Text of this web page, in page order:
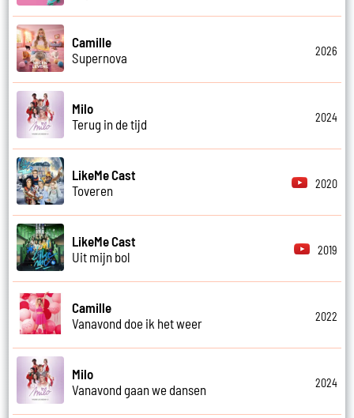
Camille
Supernova
2026
Milo
Terug in de tijd
2024
LikeMe Cast
Toveren
2020
LikeMe Cast
Uit mijn bol
2019
Camille
Vanavond doe ik het weer
2022
Milo
Vanavond gaan we dansen
2024